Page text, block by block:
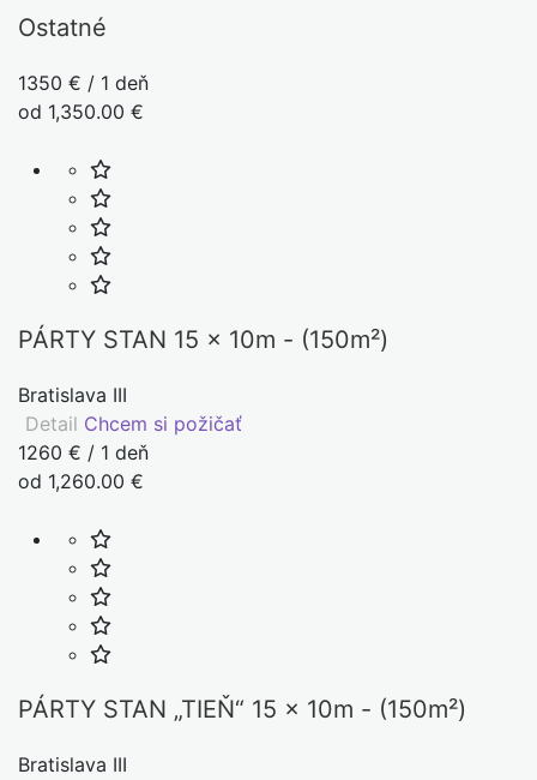
Ostatné
1350 € / 1 deň
od 1,350.00 €
PÁRTY STAN 15 x 10m - (150m²)
Bratislava III
Detail Chcem si požičať
1260 € / 1 deň
od 1,260.00 €
PÁRTY STAN „TIEŇ“ 15 x 10m - (150m²)
Bratislava III